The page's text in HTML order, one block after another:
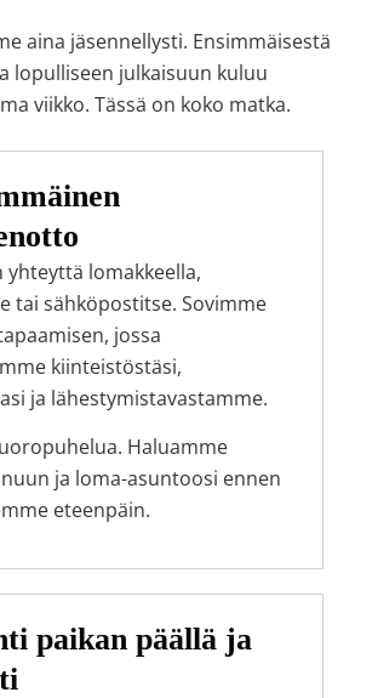
aina jäsennellysti. Ensimmäisestä
lopulliseen julkaisuun kuluu
viikko. Tässä on koko matka.
yhteyttä lomakkeella,
tai sähköpostitse. Sovimme
jossa
kiinteistöstäsi,
ja lähestymistavastamme.
Haluamme
ja loma-asuntoosi ennen
eteenpäin.
paikan päällä ja